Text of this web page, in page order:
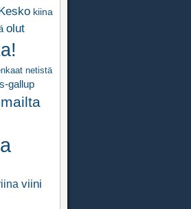
kiina
olut
netistä
gallup
viini